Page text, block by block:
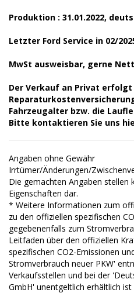
Produktion : 31.01.2022,
Letzter Ford Service in 02/
MwSt ausweisbar, gerne
Der Verkauf an Privat
Fahrzeugalter bzw. die
Bitte kontaktieren Sie uns
Angaben ohne Gewähr
Irrtümer/Änderungen/
Die gemachten Angaben stellen
Eigenschaften dar.
* Weitere Informationen zum
zu den offiziellen spezifischen
gegebenenfalls zum
Leitfaden über den offiziellen
spezifischen CO2-Emissionen
Stromverbrauch neuer PKW'
Verkaufsstellen und bei der
GmbH' unentgeltlich erhältlich